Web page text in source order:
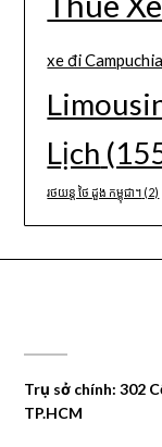
xe đi Campuchia
Lịch
រថយន្ត ថៃ ដួង កម្ពុជា។ (2)
Trụ sở chính: 302
TP.HCM